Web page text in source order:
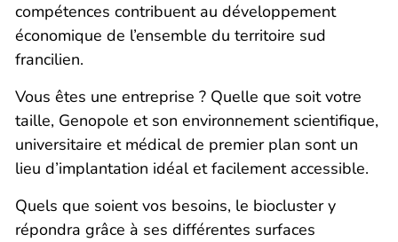
compétences contribuent au développement
économique de l’ensemble du territoire sud
francilien.
Vous êtes une entreprise ? Quelle que soit votre
taille, Genopole et son environnement scientifique,
universitaire et médical de premier plan sont un
lieu d’implantation idéal et facilement accessible.
Quels que soient vos besoins, le biocluster y
répondra grâce à ses différentes surfaces